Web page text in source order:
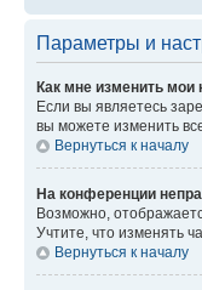
Параметры и
Как мне изменить мои
Если вы являетесь
вы можете изменить
Вернуться к началу
На конференции
Возможно,
Учтите, что изменять
Вернуться к началу